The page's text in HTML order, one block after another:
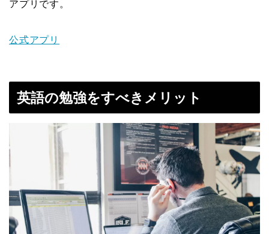
アプリです。
公式アプリ
英語の勉強をすべきメリット